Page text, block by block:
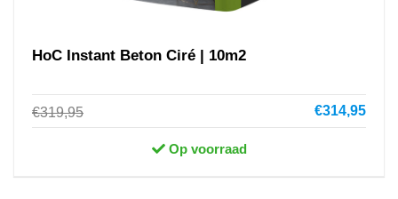
HoC Instant Beton Ciré | 10m2
€319,95 €314,95
Op voorraad